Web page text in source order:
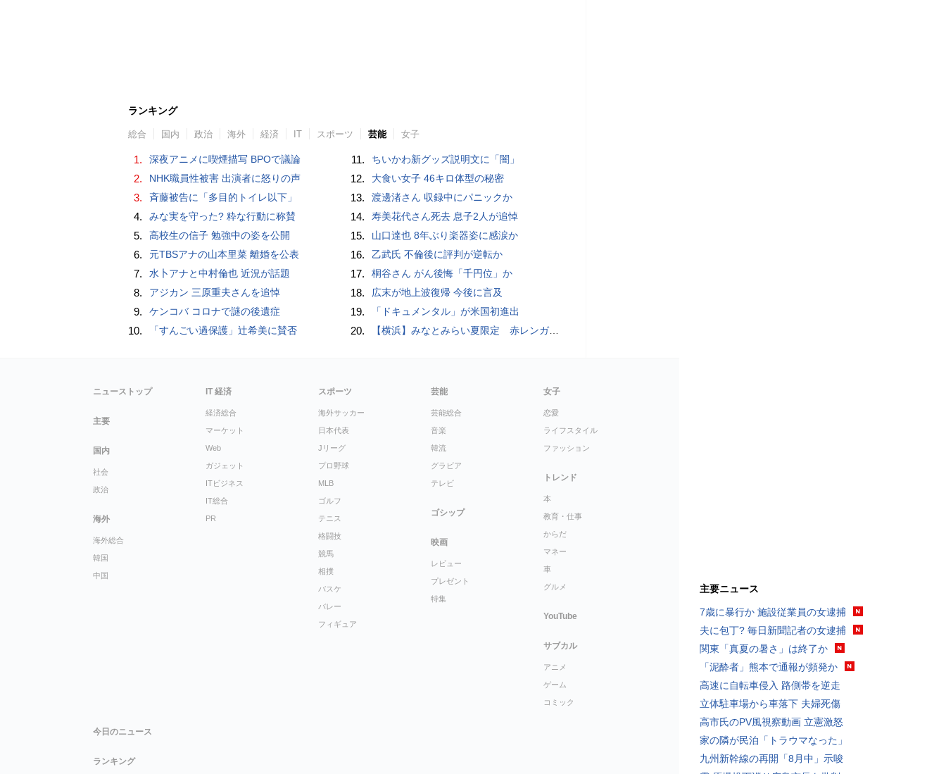
ランキング
総合 国内 政治 海外 経済 IT スポーツ 芸能 女子
1. 深夜アニメに喫煙描写 BPOで議論
2. NHK職員性被害 出演者に怒りの声
3. 斉藤被告に「多目的トイレ以下」
4. みな実を守った? 粋な行動に称賛
5. 高校生の信子 勉強中の姿を公開
6. 元TBSアナの山本里菜 離婚を公表
7. 水卜アナと中村倫也 近況が話題
8. アジカン 三原重夫さんを追悼
9. ケンコバ コロナで謎の後遺症
10. 「すんごい過保護」辻希美に賛否
11. ちいかわ新グッズ説明文に「闇」
12. 大食い女子 46キロ体型の秘密
13. 渡邊渚さん 収録中にパニックか
14. 寿美花代さん死去 息子2人が追悼
15. 山口達也 8年ぶり楽器姿に感涙か
16. 乙武氏 不倫後に評判が逆転か
17. 桐谷さん がん後悔「千円位」か
18. 広末が地上波復帰 今後に言及
19. 「ドキュメンタル」が米国初進出
20. 【横浜】みなとみらい夏限定 赤レンガ倉庫広場で「ディスコ」開幕へ…石野卓球も登場【概要・出演スケジュールなど】
主要ニュース
7歳に暴行か 施設従業員の女逮捕
夫に包丁? 毎日新聞記者の女逮捕
関東「真夏の暑さ」は終了か
「泥酔者」熊本で通報が頻発か
高速に自転車侵入 路側帯を逆走
立体駐車場から車落下 夫婦死傷
高市氏のPV風視察動画 立憲激怒
家の隣が民泊「トラウマなった」
九州新幹線の再開「8月中」示唆
ニューストップ
主要
国内
社会
政治
海外
海外総合
韓国
中国
IT 経済
経済総合
マーケット
Web
ガジェット
ITビジネス
IT総合
PR
スポーツ
海外サッカー
日本代表
Jリーグ
プロ野球
MLB
ゴルフ
テニス
格闘技
競馬
相撲
バスケ
バレー
フィギュア
芸能
芸能総合
音楽
韓流
グラビア
テレビ
ゴシップ
映画
レビュー
プレゼント
特集
女子
恋愛
ライフスタイル
ファッション
トレンド
本
教育・仕事
からだ
マネー
車
グルメ
YouTube
サブカル
アニメ
ゲーム
コミック
今日のニュース
ランキング